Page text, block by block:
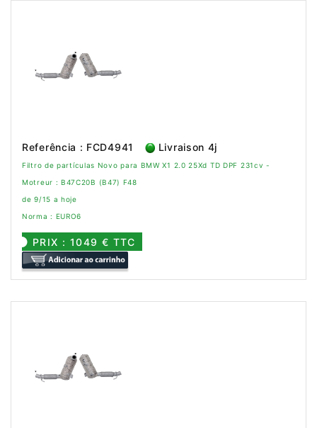
Referência : FCD4941 Livraison 4j
Filtro de partículas Novo para BMW X1 2.0 25Xd TD DPF 231cv -
Motreur : B47C20B (B47) F48
de 9/15 a hoje
Norma : EURO6
PRIX : 1049 € TTC